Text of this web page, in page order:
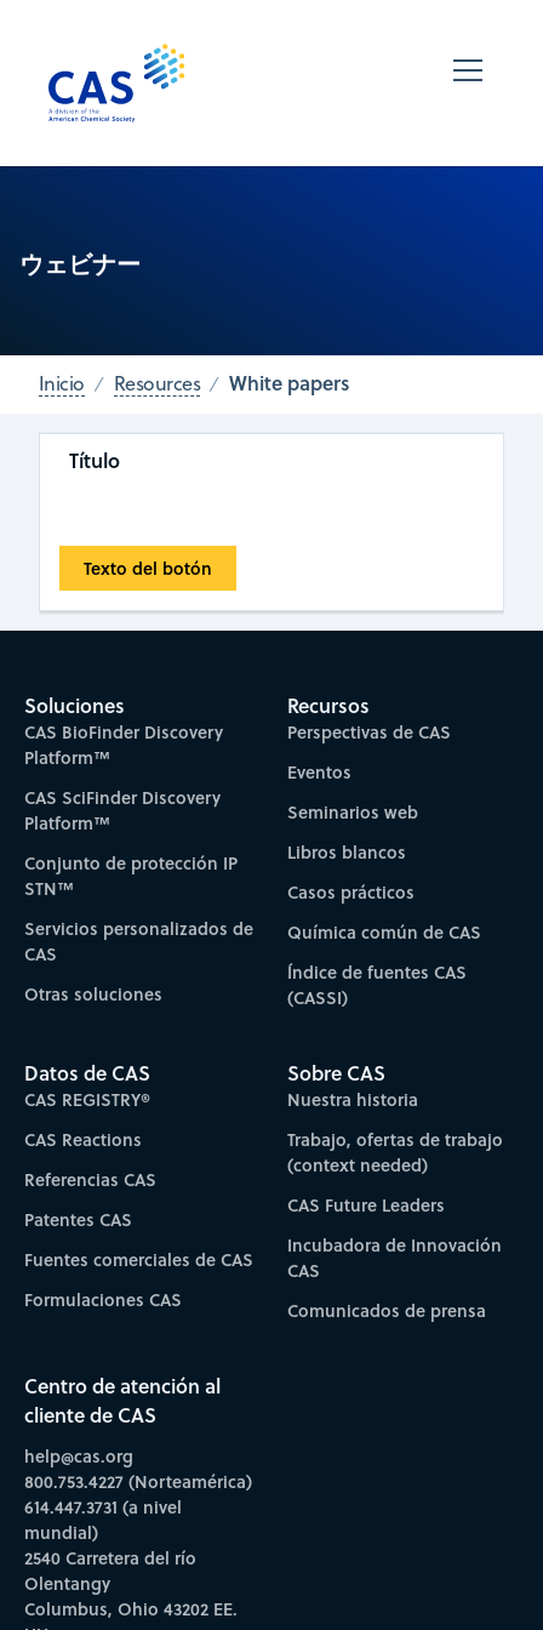
ウェビナー
Inicio Resources White papers
Título
Texto del botón
Soluciones
CAS BioFinder Discovery
Platform™
CAS SciFinder Discovery
Platform™
Conjunto de protección IP
STN™
Servicios personalizados de
CAS
Otras soluciones
Recursos
Perspectivas de CAS
Eventos
Seminarios web
Libros blancos
Casos prácticos
Química común de CAS
Índice de fuentes CAS
(CASSI)
Datos de CAS
CAS REGISTRY®
CAS Reactions
Referencias CAS
Patentes CAS
Fuentes comerciales de CAS
Formulaciones CAS
Sobre CAS
Nuestra historia
Trabajo, ofertas de trabajo
(context needed)
CAS Future Leaders
Incubadora de Innovación
CAS
Comunicados de prensa
Centro de atención al
cliente de CAS
help@cas.org
800.753.4227 (Norteamérica)
614.447.3731 (a nivel
mundial)
2540 Carretera del río
Olentangy
Columbus, Ohio 43202 EE.